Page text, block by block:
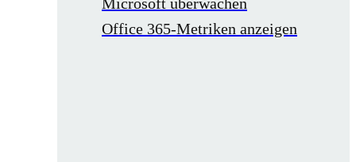
Microsoft überwachen
Office 365-Metriken anzeigen